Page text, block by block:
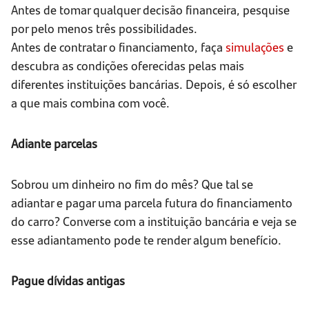
Antes de tomar qualquer decisão financeira, pesquise
por pelo menos três possibilidades.
Antes de contratar o financiamento, faça simulações e
descubra as condições oferecidas pelas mais
diferentes instituições bancárias. Depois, é só escolher
a que mais combina com você.
Adiante parcelas
Sobrou um dinheiro no fim do mês? Que tal se
adiantar e pagar uma parcela futura do financiamento
do carro? Converse com a instituição bancária e veja se
esse adiantamento pode te render algum benefício.
Pague dívidas antigas